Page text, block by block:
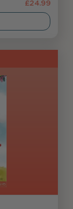
£24.99